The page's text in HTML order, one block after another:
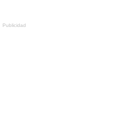
Publicidad